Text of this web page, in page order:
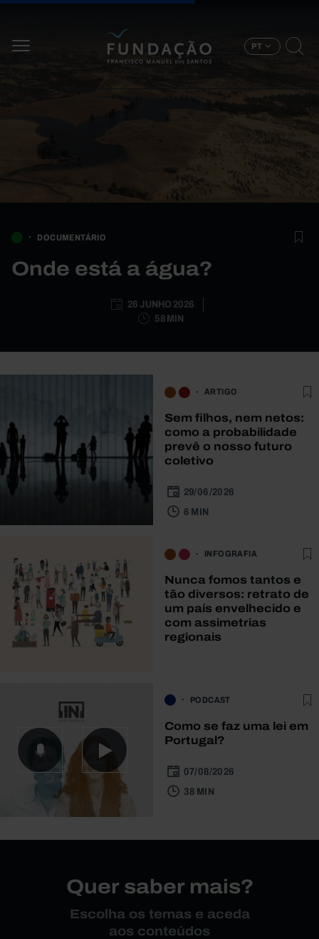
PT
DOCUMENTÁRIO
Onde está a água?
26 JUNHO 2026
58 MIN
ARTIGO
Sem filhos, nem netos:
como a probabilidade
prevê o nosso futuro
coletivo
29/06/2026
6 MIN
INFOGRAFIA
Nunca fomos tantos e
tão diversos: retrato de
um país envelhecido e
com assimetrias
regionais
PODCAST
Como se faz uma lei em
Portugal?
07/08/2026
38 MIN
Quer saber mais?
Escolha os temas e aceda
aos conteúdos